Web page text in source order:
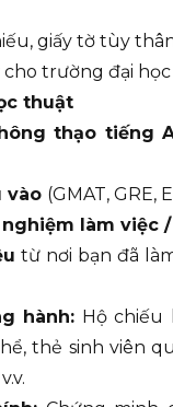
giấy tờ tùy
cho trường đại
thuật
thạo tiếng
vào (GMAT, GRE,
làm việc
từ nơi bạn đã
hành: Hộ chiếu
thẻ sinh viên